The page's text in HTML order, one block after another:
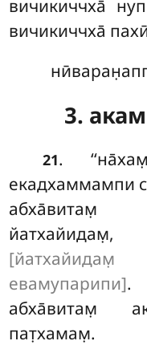
вичикиччха̄
вичикиччха̄
3.
21. ‘‘на̄хам̣
екадхаммампи
абха̄витам̣
евамупарипи].
абха̄витам̣
пат̣хамам̣.